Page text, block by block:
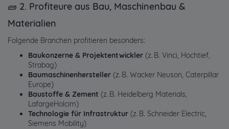
🧱 2. Profiteure aus Bau, Maschinenbau &
Materialien
Folgende Branchen profitieren besonders:
Baukonzerne & Projektentwickler (z. B. Vinci, Hochtief,
Strabag)
Baumaschinenhersteller (z. B. Wacker Neuson, Caterpillar
Europe)
Baustoffe & Zement (z. B. Heidelberg Materials,
LafargeHolcim)
Technologie für Infrastruktur (z. B. Schneider Electric,
Siemens Mobility)